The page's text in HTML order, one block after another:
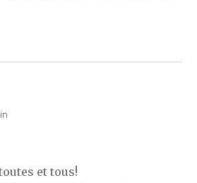
et tous!